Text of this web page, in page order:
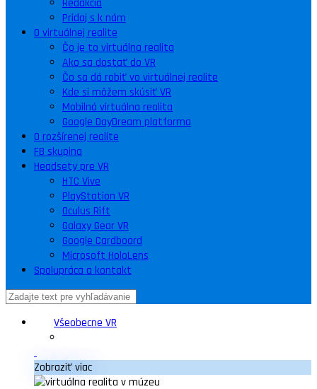
Redakcia
Pridaj s k nám
O virtuálnej realite
Čo je to virtuálna realita
Ako sa dostať do VR
Čo sa dá robiť vo virtuálnej realite
Kde si môžem skúsiť VR
Mobilná virtuálna realita
Google DayDream platforma
O rozšírenej realite
FB skupina
Headsety pre VR
HTC Vive
PlayStation VR
Oculus Rift
Galaxy Gear VR
Google Cardboard
Microsoft HoloLens
Spolupráca a kontakt
Všeobecne VR
Zobraziť viac